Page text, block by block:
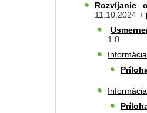
Rozvíjanie
11.10.2024 +
1.0